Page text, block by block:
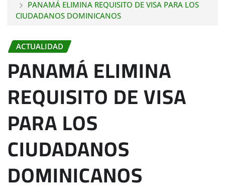
PANAMÁ ELIMINA REQUISITO DE VISA PARA LOS
CIUDADANOS DOMINICANOS
ACTUALIDAD
PANAMÁ ELIMINA
REQUISITO DE VISA
PARA LOS
CIUDADANOS
DOMINICANOS